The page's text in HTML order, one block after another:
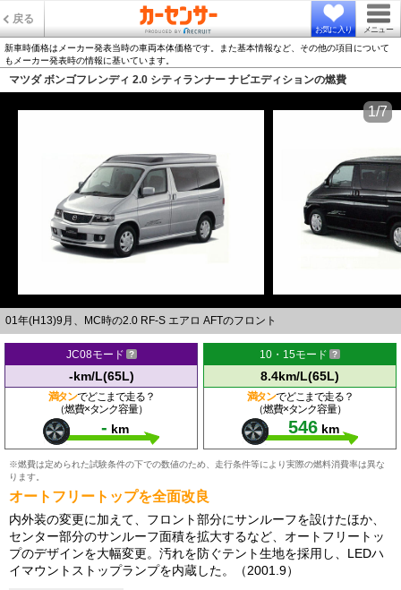
戻る
お気に入り メニュー
新車時価格はメーカー発表当時の車両本体価格です。また基本情報など、その他の項目について
もメーカー発表時の情報に基いています。
マツダ ボンゴフレンディ 2.0 シティランナー ナビエディションの燃費
01年(H13)9月、MC時の2.0 RF-S エアロ AFTのフロント
1/7
JC08モード
-km/L(65L)
満タンでどこまで走る？
（燃費×タンク容量）
- km
10・15モード
8.4km/L(65L)
満タンでどこまで走る？
（燃費×タンク容量）
546 km
※燃費は定められた試験条件の下での数値のため、走行条件等により実際の燃料消費率は異な
ります。
オートフリートップを全面改良
内外装の変更に加えて、フロント部分にサンルーフを設けたほか、
センター部分のサンルーフ面積を拡大するなど、オートフリートッ
プのデザインを大幅変更。汚れを防ぐテント生地を採用し、LEDハ
イマウントストップランプを内蔵した。（2001.9）